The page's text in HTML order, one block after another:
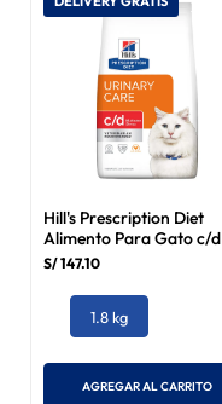
Hill's Prescription Diet
Alimento Para Gato c/d
Urinary Care Multicare
S/147.10
1.8 kg
AGREGAR AL CARRITO